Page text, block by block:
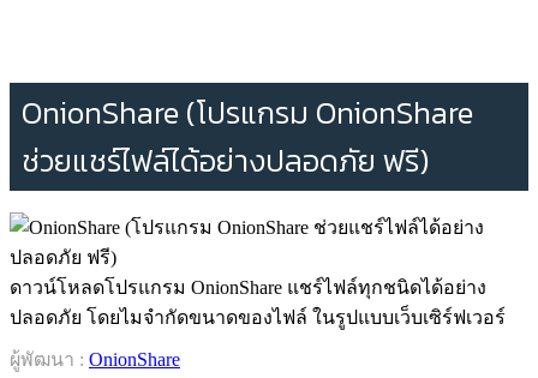
OnionShare (โปรแกรม OnionShare
ช่วยแชร์ไฟล์ได้อย่างปลอดภัย ฟรี)
ดาวน์โหลดโปรแกรม OnionShare แชร์ไฟล์ทุกชนิดได้อย่าง
ปลอดภัย โดยไมจำกัดขนาดของไฟล์ ในรูปแบบเว็บเซิร์ฟเวอร์
ผู้พัฒนา : OnionShare